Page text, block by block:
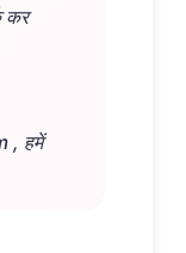
कर
, हमें